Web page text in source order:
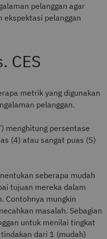
pelanggan agar
ekspektasi pelanggan
CES
metrik yang digunakan
pelanggan.
menghitung persentase
(4) atau sangat puas (5)
seberapa mudah
tujuan mereka dalam
Contohnya mungkin
masalah. Sebagian
untuk menilai tingkat
dari 1 (mudah)